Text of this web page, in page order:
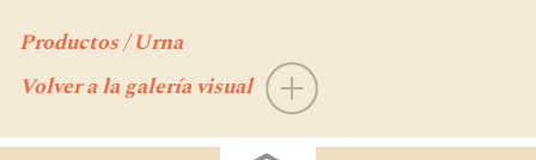
Productos / Urna
Volver a la galería visual